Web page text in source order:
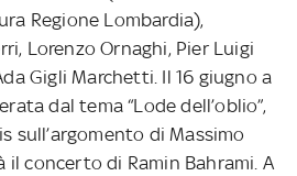
Regione Lombardia),
Lorenzo Ornaghi, Pier Luigi
Gigli Marchetti. Il 16 giugno a
dal tema “Lode dell’oblio”,
sull’argomento di Massimo
il concerto di Ramin Bahrami. A